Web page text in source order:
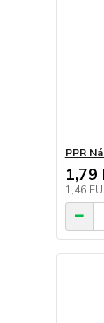
PPR
1,79
1,46